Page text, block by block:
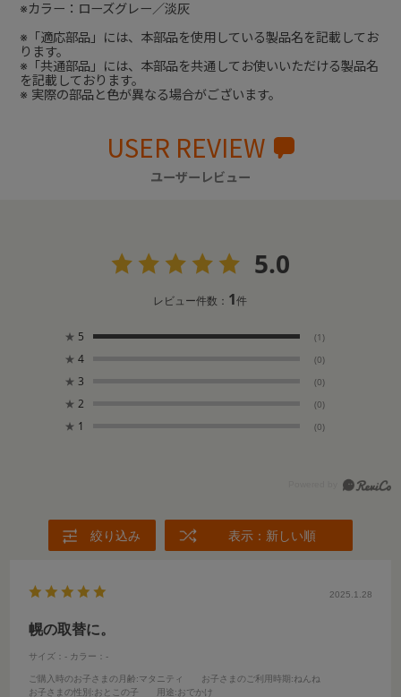
※カラー：ローズグレー／淡灰
※「適応部品」には、本部品を使用している製品名を記載してお
ります。
※「共通部品」には、本部品を共通してお使いいただける製品名
を記載しております。
※ 実際の部品と色が異なる場合がございます。
USER REVIEW
ユーザーレビュー
5.0
レビュー件数： 1件
★ 5 (1)
★ 4 (0)
★ 3 (0)
★ 2 (0)
★ 1 (0)
絞り込み 表示：新しい順
2025.1.28
幌の取替に。
サイズ：- カラー：-
ご購入時のお子さまの月齢:マタニティ お子さまのご利用時期 :ねんね
お子さまの性別 :おとこの子 用途:おでかけ